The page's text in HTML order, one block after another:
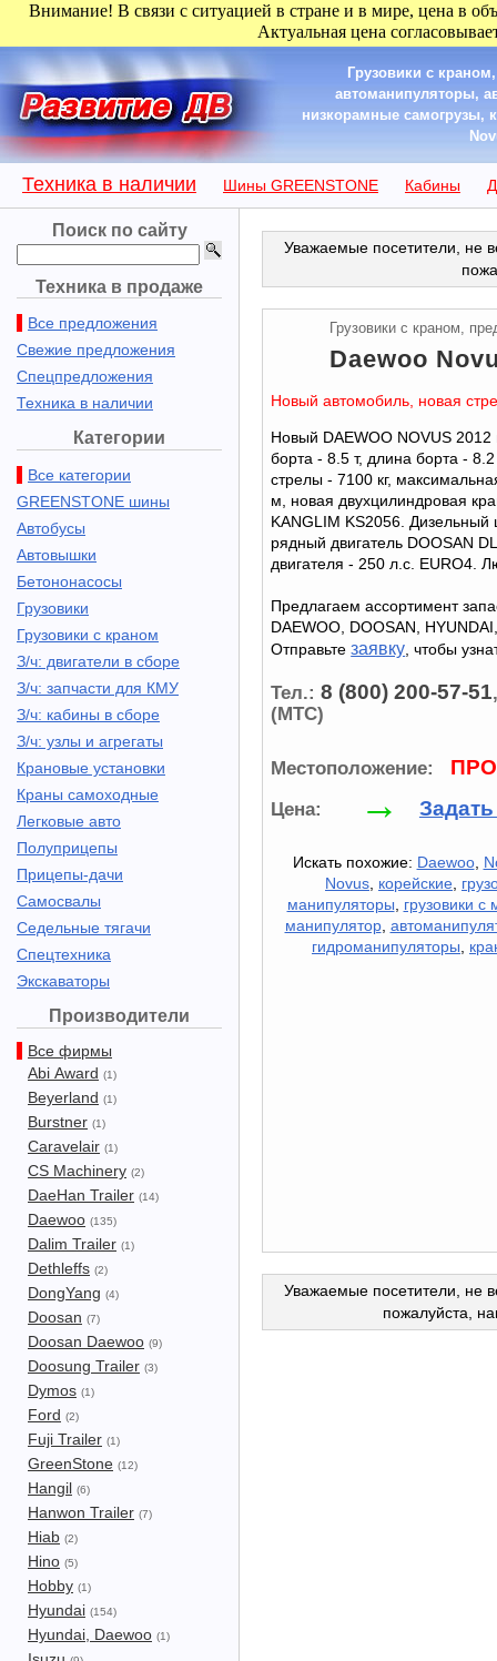
Внимание! В связи с ситуацией в стране и в мире, цена в
Актуальная цена
Грузовики с
автоманипуляторы,
низкорамные самогрузы,
Техника в наличии Шины GREENSTONE Кабины
Поиск по сайту
Техника в продаже
Все предложения
Свежие предложения
Спецпредложения
Техника в наличии
Категории
Все категории
GREENSTONE шины
Автобусы
Автовышки
Бетононасосы
Грузовики
Грузовики с краном
З/ч: двигатели в сборе
З/ч: запчасти для КМУ
З/ч: кабины в сборе
З/ч: узлы и агрегаты
Крановые установки
Краны самоходные
Легковые авто
Полуприцепы
Прицепы-дачи
Самосвалы
Седельные тягачи
Спецтехника
Экскаваторы
Производители
Все фирмы
Abi Award (1)
Beyerland (1)
Burstner (1)
Caravelair (1)
CS Machinery (2)
DaeHan Trailer (14)
Daewoo (135)
Dalim Trailer (1)
Dethleffs (2)
DongYang (4)
Doosan (7)
Doosan Daewoo (9)
Doosung Trailer (3)
Dymos (1)
Ford (2)
Fuji Trailer (1)
GreenStone (12)
Hangil (6)
Hanwon Trailer (7)
Hiab (2)
Hino (5)
Hobby (1)
Hyundai (154)
Hyundai, Daewoo (1)
Уважаемые посетители, не
Грузовики с краном,
Daewoo
Новый автомобиль, новая
Новый DAEWOO NOVUS 2012
борта - 8.5 т, длина борта -
стрелы - 7100 кг,
м, новая двухцилиндровая
KANGLIM KS2056.
рядный двигатель DOOSAN
двигателя - 250 л.с. EURO4.
Предлагаем ассортимент
DAEWOO, DOOSAN,
Отправьтезаявку, чтобы
Тел.:8 (800) 200-57-51
(МТС)
Местоположение:
Цена: →
Искать похожие: Daewoo,
Novus, корейские,
манипуляторы, грузовики
манипулятор,
гидроманипуляторы,
Уважаемые посетители, не
пожалуйста,